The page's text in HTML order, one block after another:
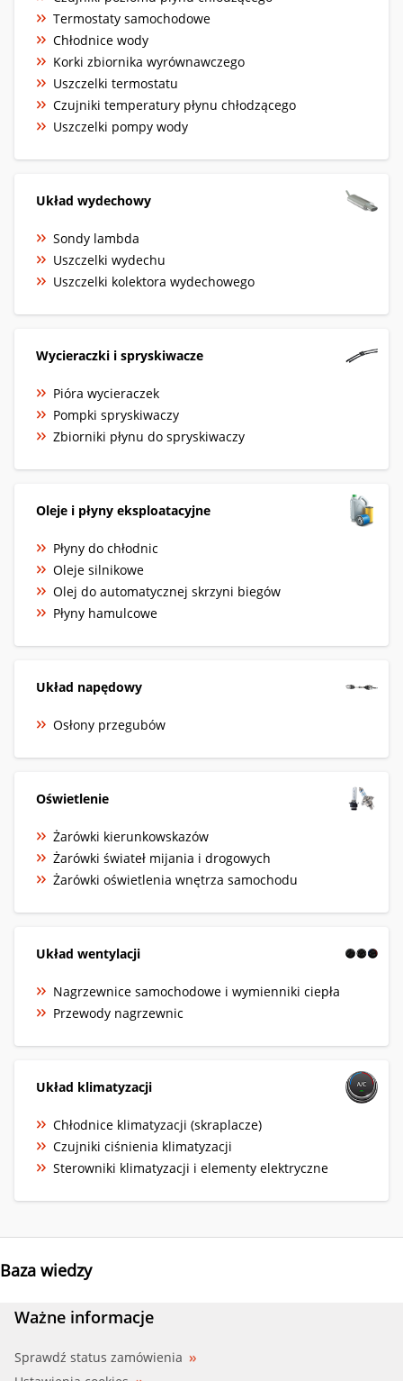
Termostaty samochodowe
Chłodnice wody
Korki zbiornika wyrównawczego
Uszczelki termostatu
Czujniki temperatury płynu chłodzącego
Uszczelki pompy wody
Układ wydechowy
Sondy lambda
Uszczelki wydechu
Uszczelki kolektora wydechowego
Wycieraczki i spryskiwacze
Pióra wycieraczek
Pompki spryskiwaczy
Zbiorniki płynu do spryskiwaczy
Oleje i płyny eksploatacyjne
Płyny do chłodnic
Oleje silnikowe
Olej do automatycznej skrzyni biegów
Płyny hamulcowe
Układ napędowy
Osłony przegubów
Oświetlenie
Żarówki kierunkowskazów
Żarówki świateł mijania i drogowych
Żarówki oświetlenia wnętrza samochodu
Układ wentylacji
Nagrzewnice samochodowe i wymienniki ciepła
Przewody nagrzewnic
Układ klimatyzacji
Chłodnice klimatyzacji (skraplacze)
Czujniki ciśnienia klimatyzacji
Sterowniki klimatyzacji i elementy elektryczne
Baza wiedzy
Ważne informacje
Sprawdź status zamówienia